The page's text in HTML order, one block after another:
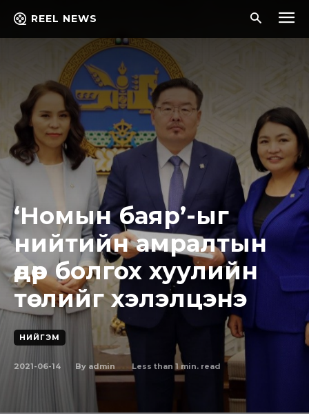
REEL NEWS
‘Номын баяр’-ыг
нийтийн амралтын
өдөр болгох хуулийн
төслийг хэлэлцэнэ
НИЙГЭМ
2021-06-14 By admin Less than 1 min. read